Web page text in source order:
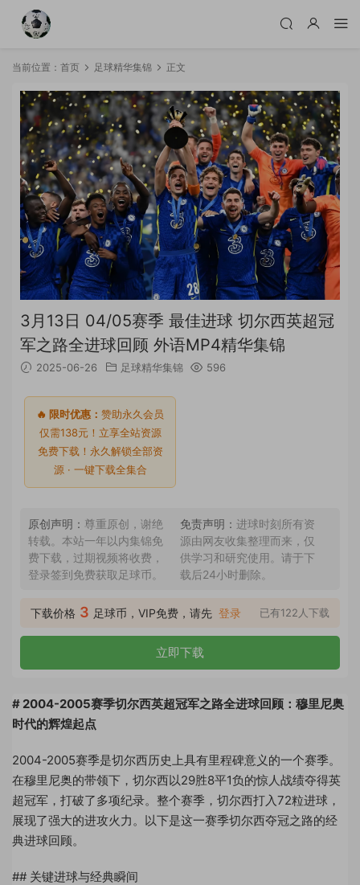
当前位置： 首页 足球精华集锦 正文
3月13日 04/05赛季 最佳进球 切尔西英超冠
军之路全进球回顾 外语MP4精华集锦
2025-06-26 足球精华集锦 596
🔥 限时优惠： 赞助永久会员
仅需138元！立享全站资源
免费下载！永久解锁全部资
源 · 一键下载全集合
原创声明： 尊重原创，谢绝
转载。本站一年以内集锦免
费下载，过期视频将收费，
登录签到免费获取足球币。
免责声明： 进球时刻所有资
源由网友收集整理而来，仅
供学习和研究使用。请于下
载后24小时删除。
下载价格 3 足球币，VIP免费，请先 登录 已有122人下载
立即下载
# 2004-2005赛季切尔西英超冠军之路全进球回顾：穆里尼奥
时代的辉煌起点
2004-2005赛季是切尔西历史上具有里程碑意义的一个赛季。
在穆里尼奥的带领下，切尔西以29胜8平1负的惊人战绩夺得英
超冠军，打破了多项纪录。整个赛季，切尔西打入72粒进球，
展现了强大的进攻火力。以下是这一赛季切尔西夺冠之路的经
典进球回顾。
## 关键进球与经典瞬间